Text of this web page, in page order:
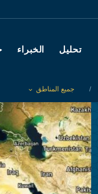
Main navigation
تحليل الخبراء
Toggle List of
جميع المناطق